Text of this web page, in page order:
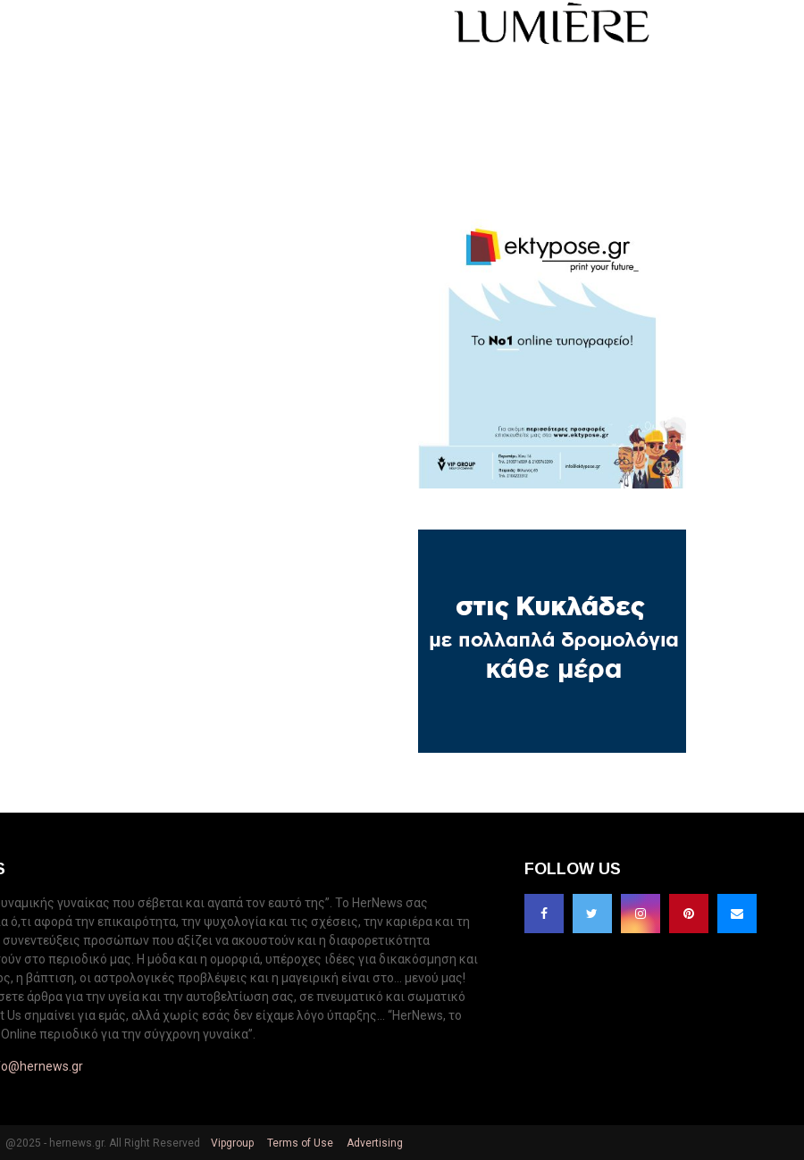
γυναίκας που σέβεται και αγαπά τον εαυτό της”. Το HerNews σας
ό,τι αφορά την επικαιρότητα, την ψυχολογία και τις σχέσεις, την καριέρα και τη
συνεντεύξεις προσώπων που αξίζει να ακουστούν και η διαφορετικότητα
στο περιοδικό μας. Η μόδα και η ομορφιά, υπέροχες ιδέες για δικακόσμηση και
η βάπτιση, οι αστρολογικές προβλέψεις και η μαγειρική είναι στο... μενού μας!
άρθρα για την υγεία και την αυτοβελτίωση σας, σε πνευματικό και σωματικό
Us σημαίνει για εμάς, αλλά χωρίς εσάς δεν είχαμε λόγο ύπαρξης... “HerNews, το
περιοδικό για την σύγχρονη γυναίκα”.
FOLLOW US
@2025 - hernews.gr. All Right Reserved Vipgroup Terms of Use Advertising